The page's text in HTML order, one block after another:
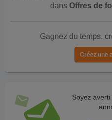
dans Offres de
Gagnez du temps,
Soyez